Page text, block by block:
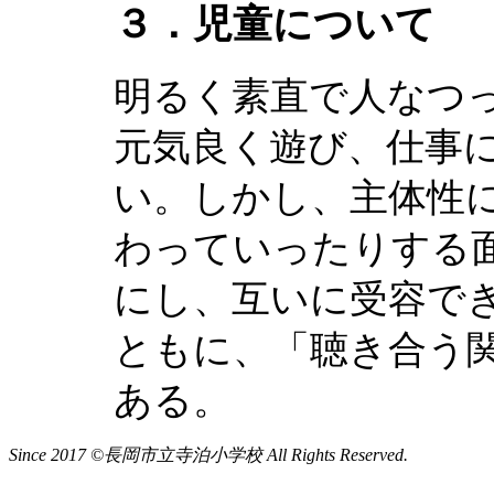
３．児童について
明るく素直で人なつ
元気良く遊び、仕事
い。しかし、主体性
わっていったりする
にし、互いに受容で
ともに、「聴き合う
ある。
Since 2017 ©長岡市立寺泊小学校 All Rights Reserved.